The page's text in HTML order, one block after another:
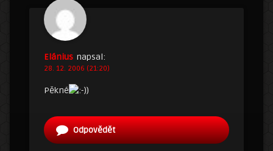
Elánius napsal:
28. 12. 2006 (21:20)
Pěkné )
Odpovědět